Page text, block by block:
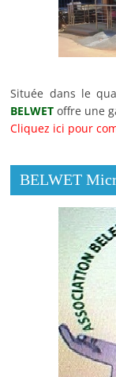
Située dans le
BELWET offre une
Cliquez ici pour
BELWET